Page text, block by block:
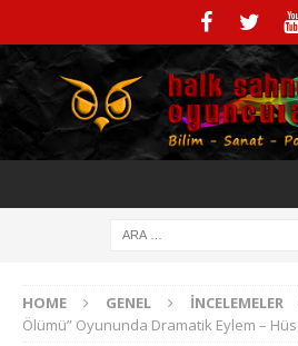
HOME GENEL İNCELEMELER
Ölümü” Oyununda Dramatik Eylem –